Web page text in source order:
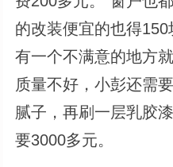
的改装便宜的也得
有一个不满意的地方
质量不好，小彭还需
腻子，再刷一层乳胶
要3000多元。